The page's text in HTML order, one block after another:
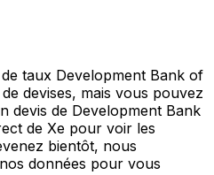
taux Development Bank of
devises, mais vous pouvez
devis de Development Bank
de Xe pour voir les
bientôt, nous
données pour vous